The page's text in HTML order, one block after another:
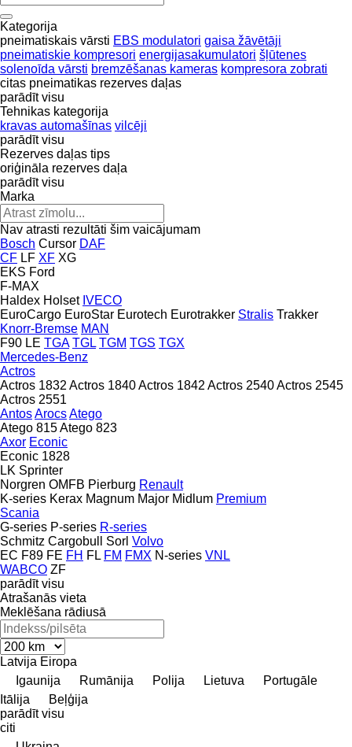
Kategorija
pneimatiskais vārsti EBS modulatori gaisa žāvētāji
pneimatiskie kompresori energijasakumulatori šļūtenes
solenoīda vārsti bremzēšanas kameras kompresora zobrati
citas pneimatikas rezerves daļas
parādīt visu
Tehnikas kategorija
kravas automašīnas vilcēji
parādīt visu
Rezerves daļas tips
oriģināla rezerves daļa
parādīt visu
Marka
Nav atrasti rezultāti šim vaicājumam
Bosch Cursor DAF
CF LF XF XG
EKS Ford
F-MAX
Haldex Holset IVECO
EuroCargo EuroStar Eurotech Eurotrakker Stralis Trakker
Knorr-Bremse MAN
F90 LE TGA TGL TGM TGS TGX
Mercedes-Benz
Actros
Actros 1832 Actros 1840Actros 1842 Actros 2540Actros 2545
Actros 2551
AntosArocsAtego
Atego 815Atego 823
Axor Econic
Econic 1828
LK Sprinter
Norgren OMFB Pierburg Renault
K-series Kerax Magnum Major Midlum Premium
Scania
G-series P-series R-series
Schmitz Cargobull
Sorl Volvo
EC F89 FE FH FL FM FMX N-series VNL
WABCO ZF
parādīt visu
Atrašanās vieta
Meklēšana rādiusā
Latvija Eiropa
Igaunija
Rumānija Polija Lietuva
Portugāle
Itālija
Beļģija
parādīt visu
citi